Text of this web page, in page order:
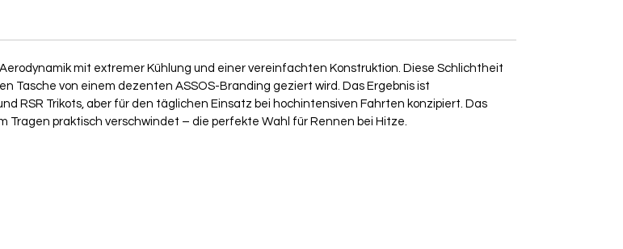
mit extremer Kühlung und einer vereinfachten Konstruktion. Diese Schlichtheit
Tasche von einem dezenten ASSOS-Branding geziert wird. Das Ergebnis ist
RSR Trikots, aber für den täglichen Einsatz bei hochintensiven Fahrten konzipiert. Das
Tragen praktisch verschwindet – die perfekte Wahl für Rennen bei Hitze.